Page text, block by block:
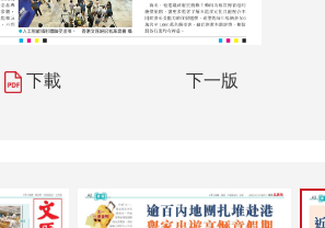
下載 下一版